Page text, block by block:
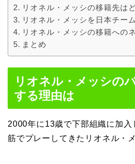
リオネル・メッシの移籍先は
リオネル・メッシを日本チー
リオネル・メッシの移籍への
まとめ
リオネル・メッシの
する理由は
2000年に13歳で下部組織に加入
筋でプレーしてきたリオネル・